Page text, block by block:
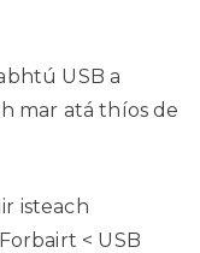
USB a
mar atá thíos de
isteach
< USB